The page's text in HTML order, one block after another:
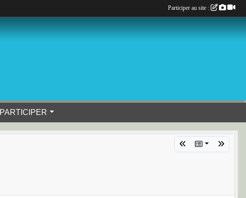
PARTICIPER
Participer au site :